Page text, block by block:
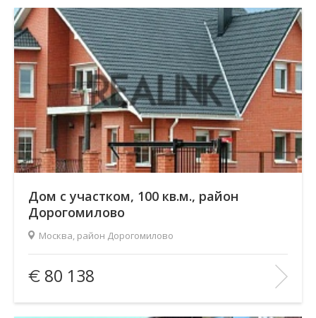
В ИЗБРАННОЕ
Дом с участком, 100 кв.м., район
Дорогомилово
Москва, район Дорогомилово
Площадь(общ. /жил. /кухня), м2:
100/—/—
Количество комнат:
4
Этаж:
2/—
80 138